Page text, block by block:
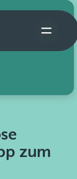
you get the
zum